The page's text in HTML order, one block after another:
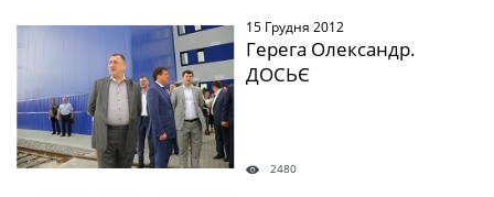
" /> 15 Грудня 2012
Герега Олександр.
ДОСЬЄ
2480